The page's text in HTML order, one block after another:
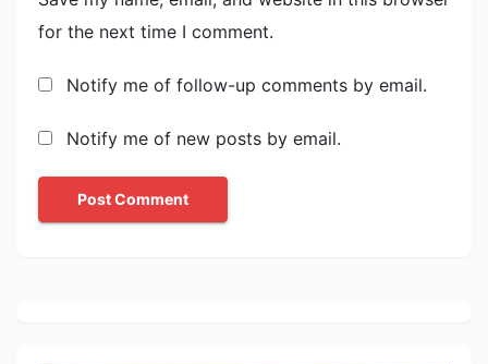
for the next time I comment.
Notify me of follow-up comments by email.
Notify me of new posts by email.